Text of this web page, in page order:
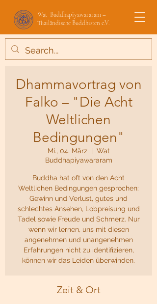
Wat Buddhapiyawararam –
Thailändische Buddhisten e.V.
Dhammavortrag von
Falko – "Die Acht
Weltlichen
Bedingungen"
Mi., 04. März
  |
Wat
Buddhapiyawararam
Buddha hat oft von den Acht
Weltlichen Bedingungen gesprochen:
Gewinn und Verlust, gutes und
schlechtes Ansehen, Lobpreisung und
Tadel sowie Freude und Schmerz. Nur
wenn wir lernen, uns mit diesen
angenehmen und unangenehmen
Erfahrungen nicht zu identifizieren,
können wir das Leiden überwinden.
Zeit & Ort